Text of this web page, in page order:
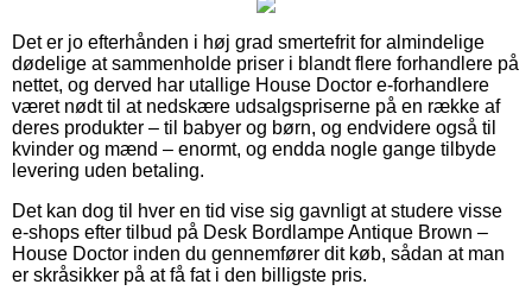
Det er jo efterhånden i høj grad smertefrit for almindelige
dødelige at sammenholde priser i blandt flere forhandlere på
nettet, og derved har utallige House Doctor e-forhandlere
været nødt til at nedskære udsalgspriserne på en række af
deres produkter – til babyer og børn, og endvidere også til
kvinder og mænd – enormt, og endda nogle gange tilbyde
levering uden betaling.
Det kan dog til hver en tid vise sig gavnligt at studere visse
e-shops efter tilbud på Desk Bordlampe Antique Brown –
House Doctor inden du gennemfører dit køb, sådan at man
er skråsikker på at få fat i den billigste pris.